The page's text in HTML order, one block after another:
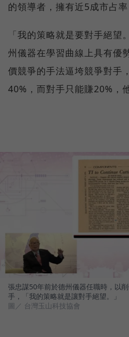
的領導者，擁有近5成市占率
「我的策略就是要對手絕望
州儀器在學習曲線上具有優
價競爭的手法逼垮競爭對手
40%，而對手只能賺20%，
張忠謀50年前於德州儀器任職時，以
手，「我的策略就是讓對手絕望。」
圖／ 台灣玉山科技協會